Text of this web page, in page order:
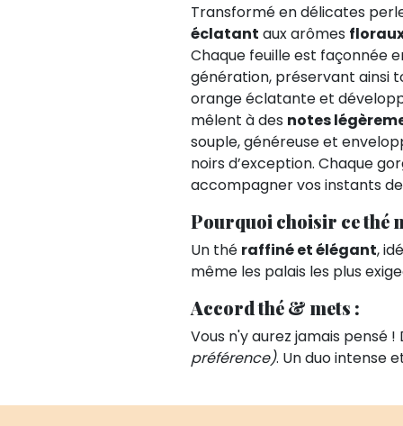
Transformé en délicates
éclatant aux arômes
Chaque feuille est façonnée
génération, préservant ainsi
orange éclatante et
mêlent à des notes
souple, généreuse et
noirs d’exception. Chaque
accompagner vos instants
Pourquoi choisir ce thé
Un thé raffiné et élégant,
même les palais les plus
Accord thé & mets :
Vous n'y aurez jamais pensé
préférence). Un duo intense